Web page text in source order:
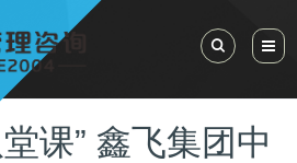
Toggle
课” 鑫飞集团中